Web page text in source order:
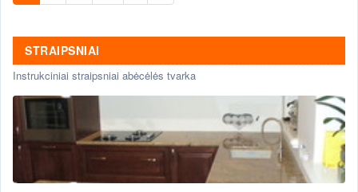
STRAIPSNIAI
Instrukciniai straipsniai abėcėlės tvarka